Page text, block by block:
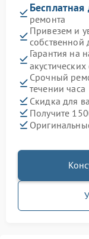
Бесплатная
ремонта
Привезем и
собственной
Гарантия на
акустических
Срочный
течении часа
Скидка для
Получите